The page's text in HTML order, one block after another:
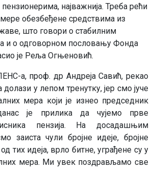
најважнија. Треба рећи
обезбеђене средствима из
што говори о стабилним
и о одговорном пословању Фонда
је Реља Огњеновић.
а, проф. др Андреја Савић, рекао
долази у лепом тренутку, јер смо јуче
мера који је изнео председник
је прилика да чујемо прве
пензија. На досадашњим
заиста чули бројне идеје, бројне
тих идеја, врло битне, уграђене су у
мера. Ми увек поздрављамо све